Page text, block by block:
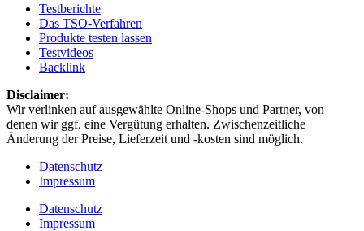
Testberichte
Das TSO-Verfahren
Produkte testen lassen
Testvideos
Backlink
Disclaimer: ​
Wir verlinken auf ausgewählte Online-Shops und Partner, von
denen wir ggf. eine Vergütung erhalten. Zwischenzeitliche
Änderung der Preise, Lieferzeit und -kosten sind möglich.
Datenschutz
Impressum
Datenschutz
Impressum